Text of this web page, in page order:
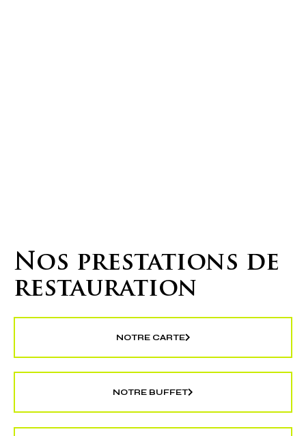
Nos prestations de
restauration
NOTRE CARTE
NOTRE BUFFET